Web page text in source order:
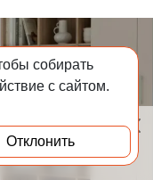
квартир
собирать
с сайтом.
Отклонить